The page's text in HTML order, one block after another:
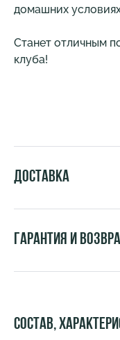
Состав,
домашних
Станет отличным
клуба!
Доставка
Гарантия и